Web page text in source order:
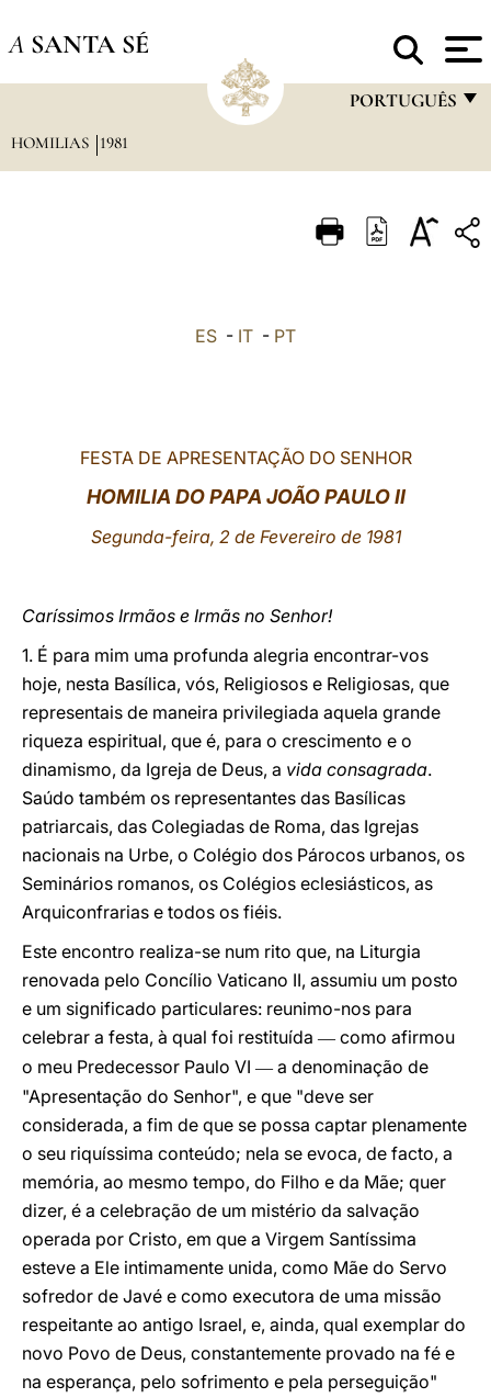
A SANTA SÉ
PORTUGUÊS
ITALIANO
中文
LATINE
HOMILIAS 1981
ES - IT - PT
FESTA DE APRESENTAÇÃO DO SENHOR
HOMILIA DO PAPA JOÃO PAULO II
Segunda-feira, 2 de Fevereiro de 1981
Caríssimos Irmãos e Irmãs no Senhor!
1. É para mim uma profunda alegria encontrar-vos
hoje, nesta Basílica, vós, Religiosos e Religiosas, que
representais de maneira privilegiada aquela grande
riqueza espiritual, que é, para o crescimento e o
dinamismo, da Igreja de Deus, a vida consagrada.
Saúdo também os representantes das Basílicas
patriarcais, das Colegiadas de Roma, das Igrejas
nacionais na Urbe, o Colégio dos Párocos urbanos, os
Seminários romanos, os Colégios eclesiásticos, as
Arquiconfrarias e todos os fiéis.
Este encontro realiza-se num rito que, na Liturgia
renovada pelo Concílio Vaticano II, assumiu um posto
e um significado particulares: reunimo-nos para
celebrar a festa, à qual foi restituída — como afirmou
o meu Predecessor Paulo VI — a denominação de
"Apresentação do Senhor", e que "deve ser
considerada, a fim de que se possa captar plenamente
o seu riquíssima conteúdo; nela se evoca, de facto, a
memória, ao mesmo tempo, do Filho e da Mãe; quer
dizer, é a celebração de um mistério da salvação
operada por Cristo, em que a Virgem Santíssima
esteve a Ele intimamente unida, como Mãe do Servo
sofredor de Javé e como executora de uma missão
respeitante ao antigo Israel, e, ainda, qual exemplar do
novo Povo de Deus, constantemente provado na fé e
na esperança, pelo sofrimento e pela perseguição"